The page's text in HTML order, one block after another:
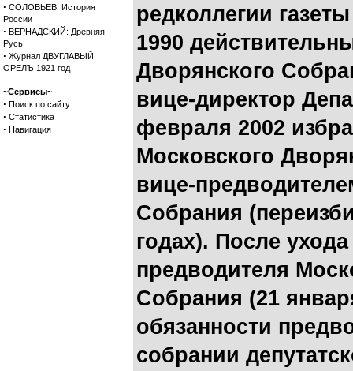
· СОЛОВЬЕВ: История
России
· ВЕРНАДСКИЙ: Древняя
Русь
· Журнал ДВУГЛАВЫЙ
ОРЕЛЪ 1921 год
~Сервисы~
· Поиск по сайту
· Статистика
· Навигация
редколлегии
1990
Дворянского
вице-директор
февраля 2002
Московского
вице-
Собрания
годах). После
предводителя
Собрания (21
обязанности
собрании